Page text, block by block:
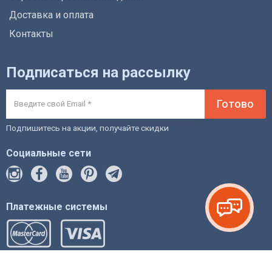
Доставка и оплата
Контакты
Подписаться на рассылку
Готово
Подпишитесь на акции, получайте скидки
Социальные сети
Платежные системы